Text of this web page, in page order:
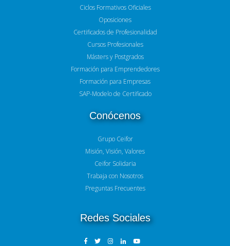
Ciclos Formativos Oficiales
Oposiciones
Certificados de Profesionalidad
Cursos Profesionales
Másters y Postgrados
Formación para Emprendedores
Formación para Empresas
SAP-Modelo de Certificado
Conócenos
Grupo Ceifor
Misión, Visión, Valores
Ceifor Solidaria
Trabaja con Nosotros
Preguntas Frecuentes
Redes Sociales